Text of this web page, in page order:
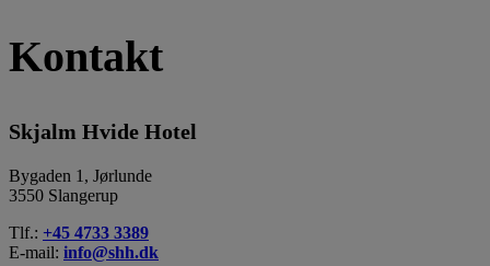
Kontakt
Skjalm Hvide Hotel
Bygaden 1, Jørlunde
3550 Slangerup
Tlf.: +45 4733 3389
E-mail: info@shh.dk